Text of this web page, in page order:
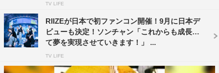
TV LIFE
RIIZEが日本で初ファンコン開催！9月に日本デ
ビューも決定！ソンチャン「これからも成長し
て夢を実現させていきます！」 ...
TV LIFE